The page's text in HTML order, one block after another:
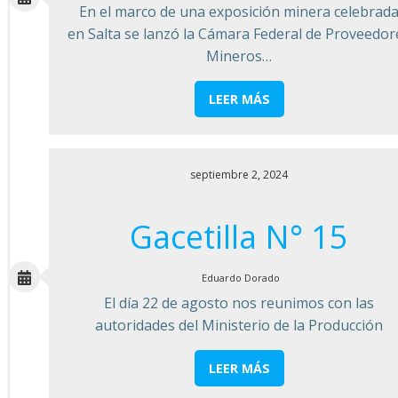
En el marco de una exposición minera celebrada
en Salta se lanzó la Cámara Federal de
Mineros…
LEER MÁS
septiembre 2, 2024
Gacetilla N° 15
Eduardo Dorado
El día 22 de agosto nos reunimos con las
autoridades del Ministerio de la Producción
LEER MÁS